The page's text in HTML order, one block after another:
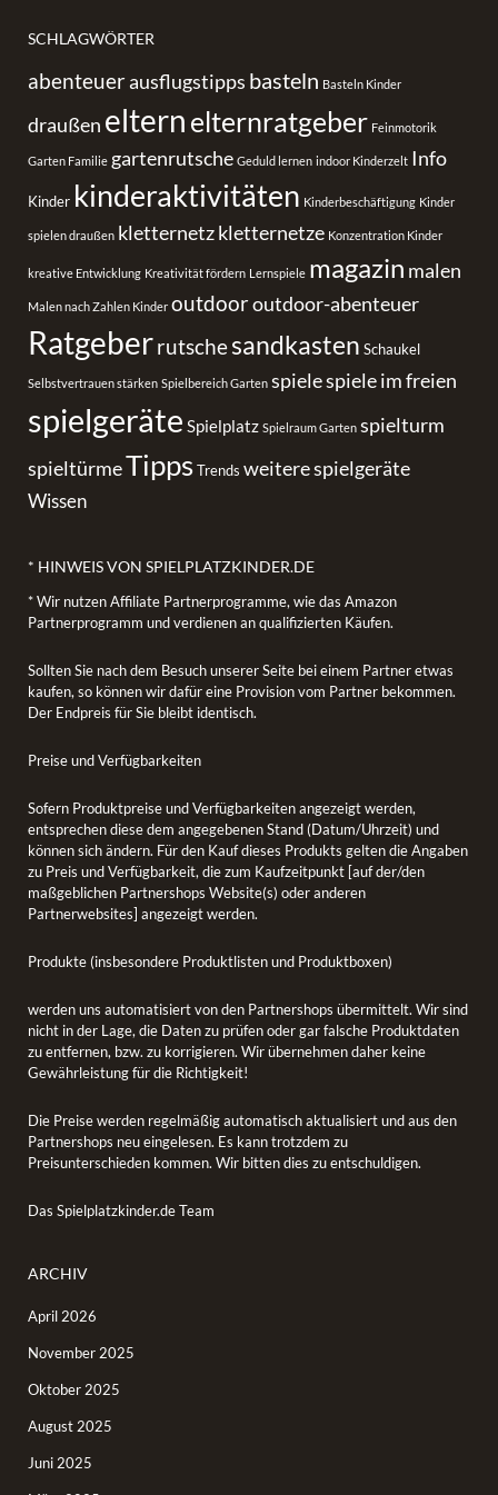
SCHLAGWÖRTER
abenteuerausflugstipps basteln Basteln Kinder
draußen eltern elternratgeber Feinmotorik
Garten Familie gartenrutsche Geduld lernen indoor Kinderzelt Info
Kinder kinderaktivitäten Kinderbeschäftigung Kinder
spielen draußen kletternetzkletternetze Konzentration Kinder
kreative Entwicklung Kreativität fördern Lernspiele magazin malen
Malen nach Zahlen Kinder outdooroutdoor-abenteuer
Ratgeberrutschesandkasten Schaukel
Selbstvertrauen stärken Spielbereich Garten spielespiele im freien
spielgeräte Spielplatz Spielraum Garten spielturm
spieltürmeTippsTrends weitere spielgeräte
Wissen
* HINWEIS VON SPIELPLATZKINDER.DE
* Wir nutzen Affiliate Partnerprogramme, wie das Amazon
Partnerprogramm und verdienen an qualifizierten Käufen.
Sollten Sie nach dem Besuch unserer Seite bei einem Partner etwas
kaufen, so können wir dafür eine Provision vom Partner bekommen.
Der Endpreis für Sie bleibt identisch.
Preise und Verfügbarkeiten
Sofern Produktpreise und Verfügbarkeiten angezeigt werden,
entsprechen diese dem angegebenen Stand (Datum/Uhrzeit) und
können sich ändern. Für den Kauf dieses Produkts gelten die Angaben
zu Preis und Verfügbarkeit, die zum Kaufzeitpunkt [auf der/den
maßgeblichen Partnershops Website(s) oder anderen
Partnerwebsites] angezeigt werden.
Produkte (insbesondere Produktlisten und Produktboxen)
werden uns automatisiert von den Partnershops übermittelt. Wir sind
nicht in der Lage, die Daten zu prüfen oder gar falsche Produktdaten
zu entfernen, bzw. zu korrigieren. Wir übernehmen daher keine
Gewährleistung für die Richtigkeit!
Die Preise werden regelmäßig automatisch aktualisiert und aus den
Partnershops neu eingelesen. Es kann trotzdem zu
Preisunterschieden kommen. Wir bitten dies zu entschuldigen.
Das Spielplatzkinder.de Team
ARCHIV
April 2026
November 2025
Oktober 2025
August 2025
Juni 2025